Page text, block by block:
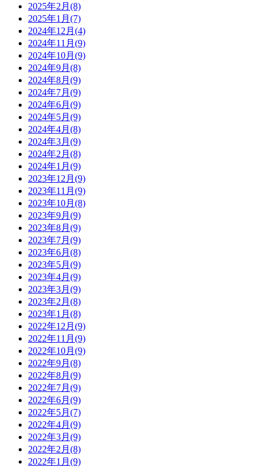
2025年2月(8)
2025年1月(7)
2024年12月(4)
2024年11月(9)
2024年10月(9)
2024年9月(8)
2024年8月(9)
2024年7月(9)
2024年6月(9)
2024年5月(9)
2024年4月(8)
2024年3月(9)
2024年2月(8)
2024年1月(9)
2023年12月(9)
2023年11月(9)
2023年10月(8)
2023年9月(9)
2023年8月(9)
2023年7月(9)
2023年6月(8)
2023年5月(9)
2023年4月(9)
2023年3月(9)
2023年2月(8)
2023年1月(8)
2022年12月(9)
2022年11月(9)
2022年10月(9)
2022年9月(8)
2022年8月(9)
2022年7月(9)
2022年6月(9)
2022年5月(7)
2022年4月(9)
2022年3月(9)
2022年2月(8)
2022年1月(9)